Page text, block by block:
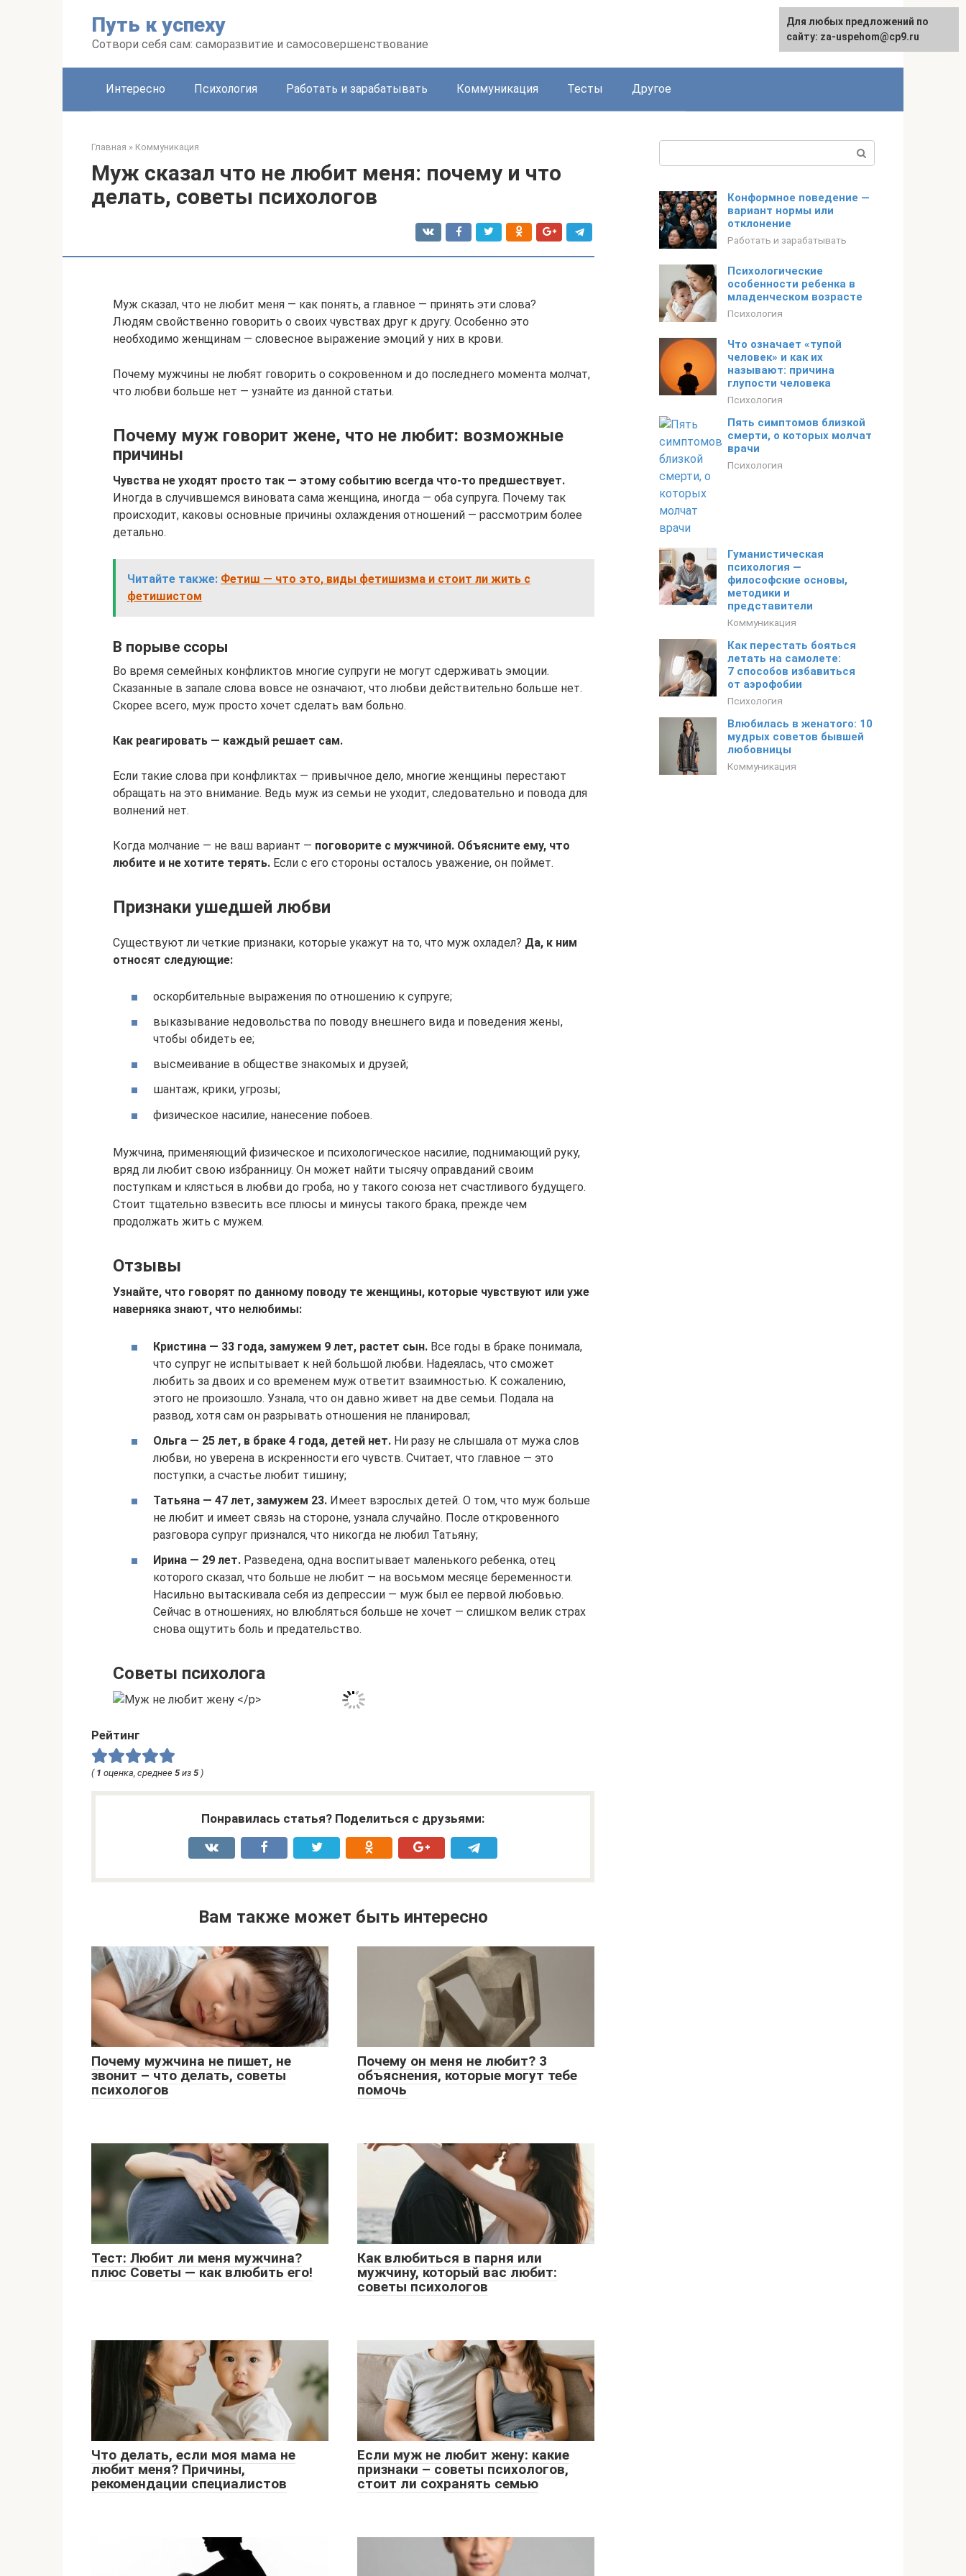
Путь к успеху
Сотвори себя сам: саморазвитие и самосовершенствование
English
Интересно Психология Работать и зарабатывать Коммуникация Тесты Другое
Главная » Коммуникация
Муж сказал что не любит меня: почему и что
делать, советы психологов
Муж сказал, что не любит меня — как понять, а главное — принять эти слова?
Людям свойственно говорить о своих чувствах друг к другу. Особенно это
необходимо женщинам — словесное выражение эмоций у них в крови.
Почему мужчины не любят говорить о сокровенном и до последнего момента молчат,
что любви больше нет — узнайте из данной статьи.
Почему муж говорит жене, что не любит: возможные
причины
Чувства не уходят просто так — этому событию всегда что-то предшествует.
Иногда в случившемся виновата сама женщина, иногда — оба супруга. Почему так
происходит, каковы основные причины охлаждения отношений — рассмотрим более
детально.
Читайте также: Фетиш — что это, виды фетишизма и стоит ли жить с
фетишистом
В порыве ссоры
Во время семейных конфликтов многие супруги не могут сдерживать эмоции.
Сказанные в запале слова вовсе не означают, что любви действительно больше нет.
Скорее всего, муж просто хочет сделать вам больно.
Как реагировать — каждый решает сам.
Если такие слова при конфликтах — привычное дело, многие женщины перестают
обращать на это внимание. Ведь муж из семьи не уходит, следовательно и повода для
волнений нет.
Когда молчание — не ваш вариант — поговорите с мужчиной. Объясните ему, что
любите и не хотите терять. Если с его стороны осталось уважение, он поймет.
Признаки ушедшей любви
Существуют ли четкие признаки, которые укажут на то, что муж охладел? Да, к ним
относят следующие:
оскорбительные выражения по отношению к супруге;
выказывание недовольства по поводу внешнего вида и поведения жены,
чтобы обидеть ее;
высмеивание в обществе знакомых и друзей;
шантаж, крики, угрозы;
физическое насилие, нанесение побоев.
Мужчина, применяющий физическое и психологическое насилие, поднимающий руку,
вряд ли любит свою избранницу. Он может найти тысячу оправданий своим
поступкам и клясться в любви до гроба, но у такого союза нет счастливого будущего.
Стоит тщательно взвесить все плюсы и минусы такого брака, прежде чем
продолжать жить с мужем.
Отзывы
Узнайте, что говорят по данному поводу те женщины, которые чувствуют или уже
наверняка знают, что нелюбимы:
Кристина — 33 года, замужем 9 лет, растет сын. Все годы в браке понимала,
что супруг не испытывает к ней большой любви. Надеялась, что сможет
любить за двоих и со временем муж ответит взаимностью. К сожалению,
этого не произошло. Узнала, что он давно живет на две семьи. Подала на
развод, хотя сам он разрывать отношения не планировал;
Ольга — 25 лет, в браке 4 года, детей нет. Ни разу не слышала от мужа слов
любви, но уверена в искренности его чувств. Считает, что главное — это
поступки, а счастье любит тишину;
Татьяна — 47 лет, замужем 23. Имеет взрослых детей. О том, что муж больше
не любит и имеет связь на стороне, узнала случайно. После откровенного
разговора супруг признался, что никогда не любил Татьяну;
Ирина — 29 лет. Разведена, одна воспитывает маленького ребенка, отец
которого сказал, что больше не любит — на восьмом месяце беременности.
Насильно вытаскивала себя из депрессии — муж был ее первой любовью.
Сейчас в отношениях, но влюбляться больше не хочет — слишком велик страх
снова ощутить боль и предательство.
Советы психолога
Рейтинг
( 1 оценка, среднее 5 из 5 )
Понравилась статья? Поделиться с друзьями:
Вам также может быть интересно
Почему мужчина не пишет, не
звонит – что делать, советы
психологов
Почему он меня не любит? 3
объяснения, которые могут тебе
помочь
Тест: Любит ли меня мужчина?
плюс Советы — как влюбить его!
Как влюбиться в парня или
мужчину, который вас любит:
советы психологов
Что делать, если моя мама не
любит меня? Причины,
рекомендации специалистов
Если муж не любит жену: какие
признаки – советы психологов,
стоит ли сохранять семью
Конформное поведение —
вариант нормы или
отклонение
Работать и зарабатывать
Психологические
особенности ребенка в
младенческом возрасте
Психология
Что означает «тупой
человек» и как их
называют: причина
глупости человека
Психология
Пять симптомов близкой
смерти, о которых молчат
врачи
Психология
Гуманистическая
психология —
философские основы,
методики и
представители
Коммуникация
Как перестать бояться
летать на самолете:
7 способов избавиться
от аэрофобии
Психология
Влюбилась в женатого: 10
мудрых советов бывшей
любовницы
Коммуникация
Для любых предложений по
сайту: za-uspehom@cp9.ru